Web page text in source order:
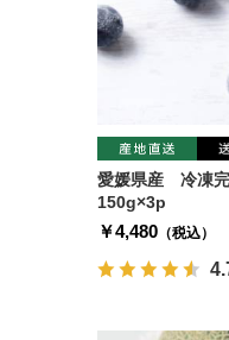
愛媛県産 冷凍
150g×3p
￥4,480 （税込）